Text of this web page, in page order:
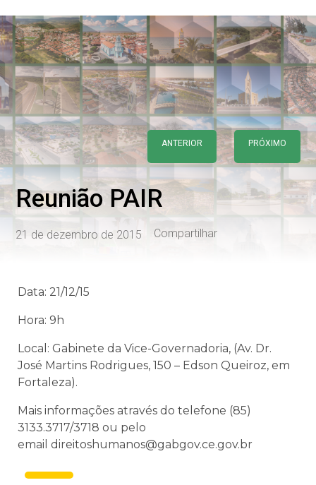
ANTERIOR PRÓXIMO
Reunião PAIR
21 de dezembro de 2015 Compartilhar
Data: 21/12/15
Hora: 9h
Local: Gabinete da Vice-Governadoria, (Av. Dr.
José Martins Rodrigues, 150 – Edson Queiroz, em
Fortaleza).
Mais informações através do telefone (85)
3133.3717/3718 ou pelo
email direitoshumanos@gabgov.ce.gov.br